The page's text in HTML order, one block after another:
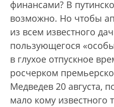
финансами? В
возможно. Но чтобы
из всем известного
пользующегося
в глухое отпускное
росчерком
Медведев 20 августа,
мало кому известного